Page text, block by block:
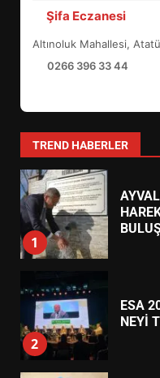
Şifa Eczanesi
Altınoluk Mahallesi,
0266 396 33 44
TREND HABERLER
6
7
YENİ
1
2
ESA
NEYİ